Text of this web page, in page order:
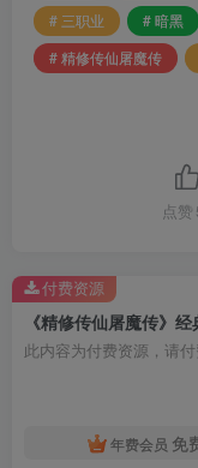
# 三职业
# 暗黑
# 精修传仙屠魔传
点赞
此内容为付费资源，请
年费会员 免
付费资源